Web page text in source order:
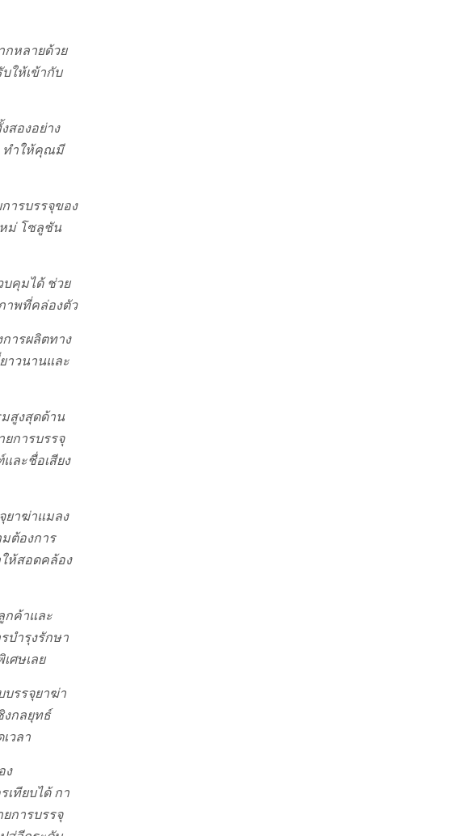
กหลายด้วย
ให้เข้ากับ
สองอย่าง
ทำให้คุณมี
ารบรรจุของ
ม่ โซลูชัน
บคุมได้ ช่วย
าพที่คล่องตัว
ารผลิตทาง
าวนานและ
สูงสุดด้าน
การบรรจุ
ละชื่อเสียง
ยาฆ่าแมลง
ต้องการ
ห้สอดคล้อง
กค้าและ
บำรุงรักษา
ศษเลย
รรจุยาฆ่า
งกลยุทธ์
วลา
ง
ทียบได้ กา
การบรรจุ